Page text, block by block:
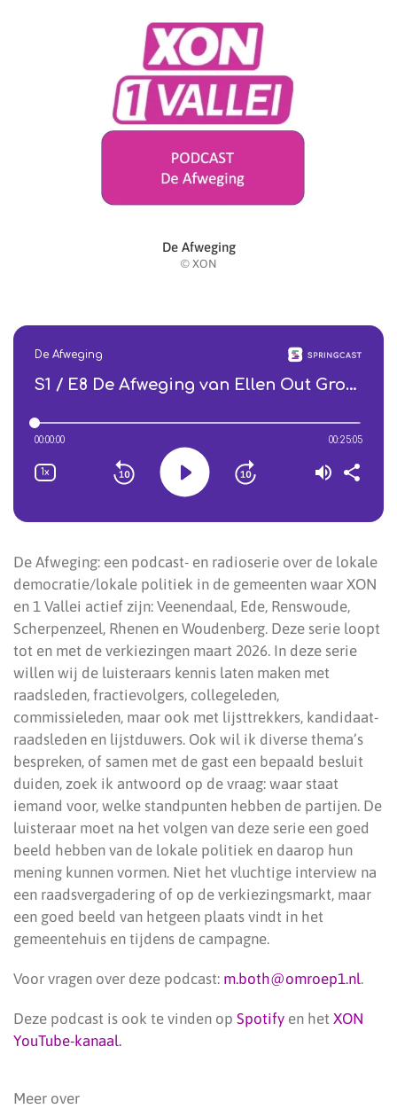
De Afweging
© XON
De Afweging: een podcast- en radioserie over de lokale
democratie/lokale politiek in de gemeenten waar XON
en 1 Vallei actief zijn: Veenendaal, Ede, Renswoude,
Scherpenzeel, Rhenen en Woudenberg. Deze serie loopt
tot en met de verkiezingen maart 2026. In deze serie
willen wij de luisteraars kennis laten maken met
raadsleden, fractievolgers, collegeleden,
commissieleden, maar ook met lijsttrekkers, kandidaat-
raadsleden en lijstduwers. Ook wil ik diverse thema’s
bespreken, of samen met de gast een bepaald besluit
duiden, zoek ik antwoord op de vraag: waar staat
iemand voor, welke standpunten hebben de partijen. De
luisteraar moet na het volgen van deze serie een goed
beeld hebben van de lokale politiek en daarop hun
mening kunnen vormen. Niet het vluchtige interview na
een raadsvergadering of op de verkiezingsmarkt, maar
een goed beeld van hetgeen plaats vindt in het
gemeentehuis en tijdens de campagne.
Voor vragen over deze podcast: m.both@omroep1.nl.
Deze podcast is ook te vinden op Spotify en het XON
YouTube-kanaal.
Meer over